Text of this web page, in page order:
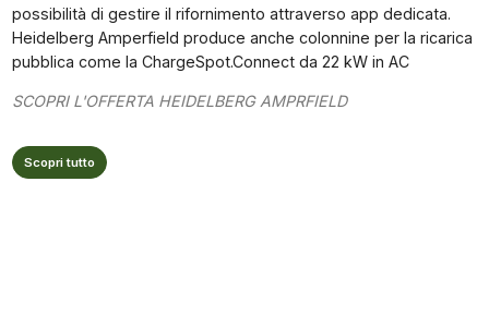
possibilità di gestire il rifornimento attraverso app dedicata.
Heidelberg Amperfield produce anche colonnine per la ricarica
pubblica come la ChargeSpot.Connect da 22 kW in AC
SCOPRI L'OFFERTA HEIDELBERG AMPRFIELD
Scopri tutto